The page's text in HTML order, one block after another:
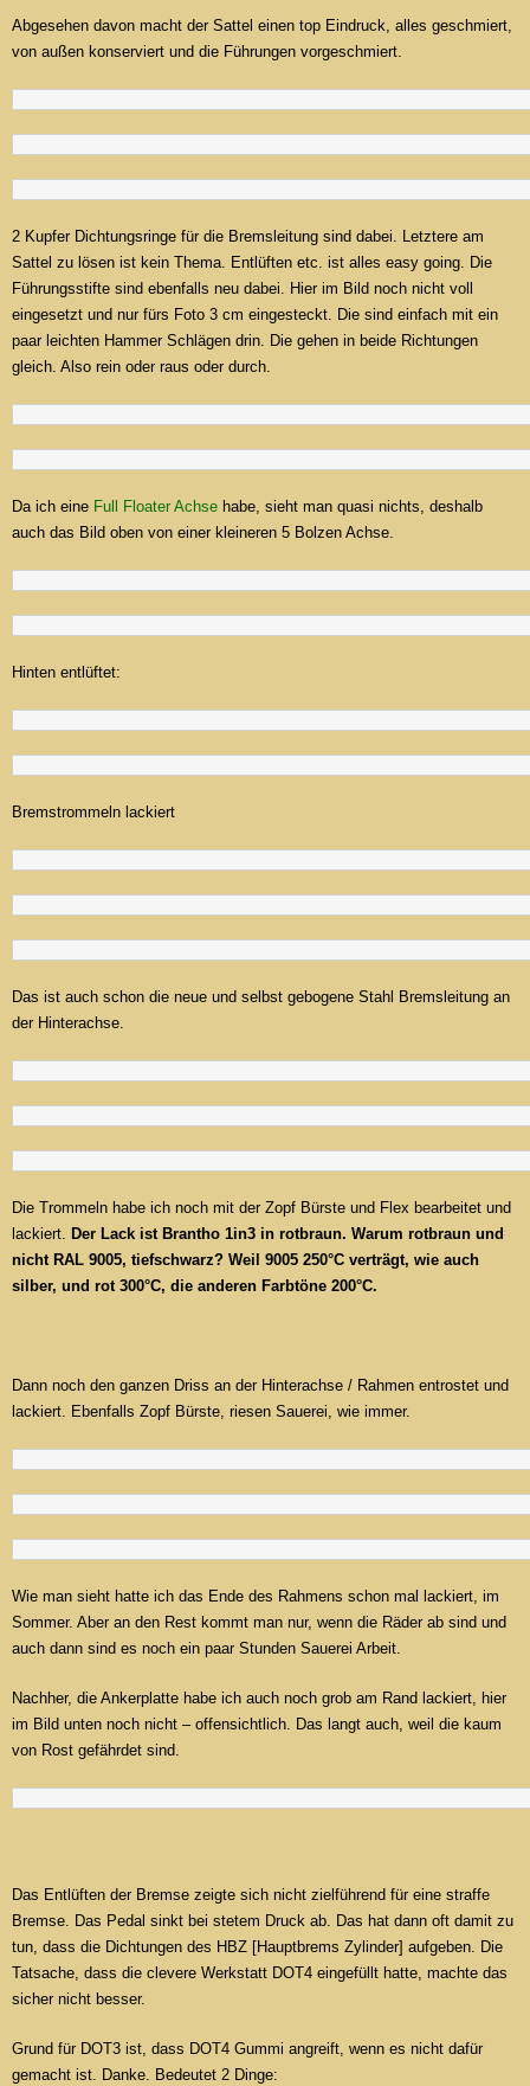
Abgesehen davon macht der Sattel einen top Eindruck, alles geschmiert,
von außen konserviert und die Führungen vorgeschmiert.
2 Kupfer Dichtungsringe für die Bremsleitung sind dabei. Letztere am
Sattel zu lösen ist kein Thema. Entlüften etc. ist alles easy going. Die
Führungsstifte sind ebenfalls neu dabei. Hier im Bild noch nicht voll
eingesetzt und nur fürs Foto 3 cm eingesteckt. Die sind einfach mit ein
paar leichten Hammer Schlägen drin. Die gehen in beide Richtungen
gleich. Also rein oder raus oder durch.
Da ich eine Full Floater Achse habe, sieht man quasi nichts, deshalb
auch das Bild oben von einer kleineren 5 Bolzen Achse.
Hinten entlüftet:
Bremstrommeln lackiert
Das ist auch schon die neue und selbst gebogene Stahl Bremsleitung an
der Hinterachse.
Die Trommeln habe ich noch mit der Zopf Bürste und Flex bearbeitet und
lackiert. Der Lack ist Brantho 1in3 in rotbraun. Warum rotbraun und
nicht RAL 9005, tiefschwarz? Weil 9005 250°C verträgt, wie auch
silber, und rot 300°C, die anderen Farbtöne 200°C.
Dann noch den ganzen Driss an der Hinterachse / Rahmen entrostet und
lackiert. Ebenfalls Zopf Bürste, riesen Sauerei, wie immer.
Wie man sieht hatte ich das Ende des Rahmens schon mal lackiert, im
Sommer. Aber an den Rest kommt man nur, wenn die Räder ab sind und
auch dann sind es noch ein paar Stunden Sauerei Arbeit.
Nachher, die Ankerplatte habe ich auch noch grob am Rand lackiert, hier
im Bild unten noch nicht – offensichtlich. Das langt auch, weil die kaum
von Rost gefährdet sind.
Das Entlüften der Bremse zeigte sich nicht zielführend für eine straffe
Bremse. Das Pedal sinkt bei stetem Druck ab. Das hat dann oft damit zu
tun, dass die Dichtungen des HBZ [Hauptbrems Zylinder] aufgeben. Die
Tatsache, dass die clevere Werkstatt DOT4 eingefüllt hatte, machte das
sicher nicht besser.
Grund für DOT3 ist, dass DOT4 Gummi angreift, wenn es nicht dafür
gemacht ist. Danke. Bedeutet 2 Dinge: